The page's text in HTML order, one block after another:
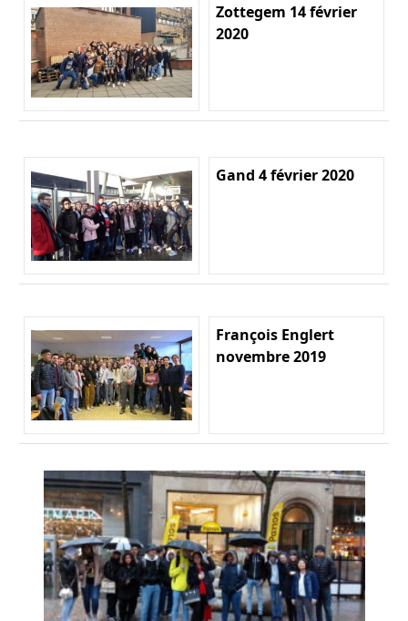
Zottegem 14 février
2020
Gand 4 février 2020
François Englert
novembre 2019